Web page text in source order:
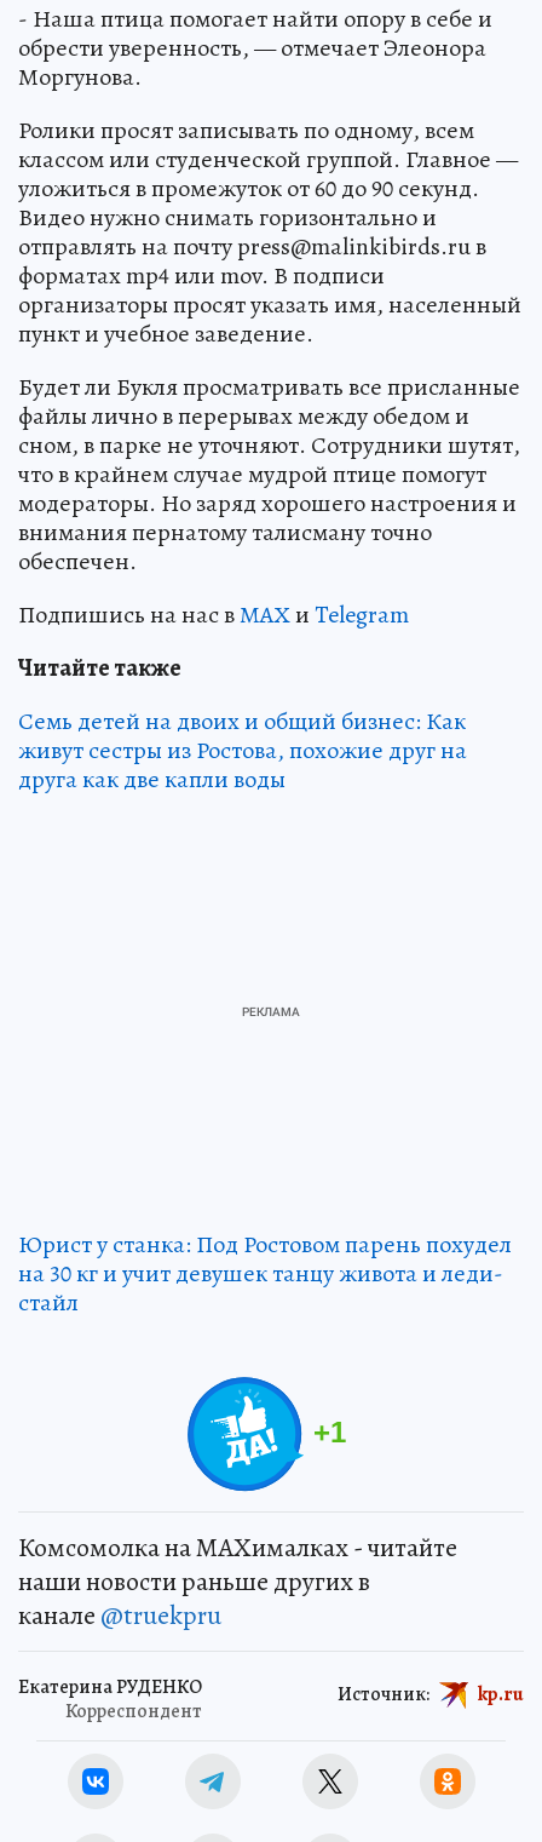
- Наша птица помогает найти опору в себе и
обрести уверенность, — отмечает Элеонора
Моргунова.
Ролики просят записывать по одному, всем
классом или студенческой группой. Главное —
уложиться в промежуток от 60 до 90 секунд.
Видео нужно снимать горизонтально и
отправлять на почту press@malinkibirds.ru в
форматах mp4 или mov. В подписи
организаторы просят указать имя, населенный
пункт и учебное заведение.
Будет ли Букля просматривать все присланные
файлы лично в перерывах между обедом и
сном, в парке не уточняют. Сотрудники шутят,
что в крайнем случае мудрой птице помогут
модераторы. Но заряд хорошего настроения и
внимания пернатому талисману точно
обеспечен.
Подпишись на нас вМАХиTelegram
Читайте также
Семь детей на двоих и общий бизнес: Как
живут сестры из Ростова, похожие друг на
друга как две капли воды
Юрист у станка: Под Ростовом парень похудел
на 30 кг и учит девушек танцу живота и леди-
стайл
+1
Комсомолка на MAXималках - читайте
наши новости раньше других в
канале @truekpru
Екатерина РУДЕНКО
Корреспондент
Источник: kp.ru